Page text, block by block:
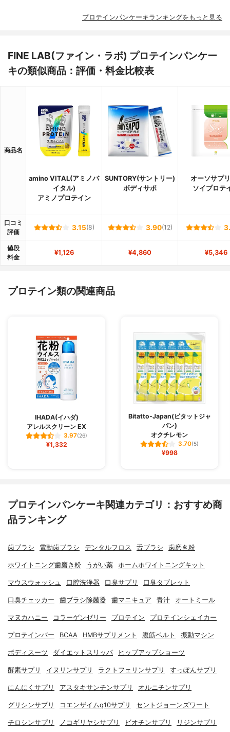
プロテインパンケーキランキングをもっと見る
FINE LAB(ファイン・ラボ) プロテインパンケー
キの類似商品：評価・料金比較表
商品名
amino VITAL(アミノバ
イタル)
アミノプロテイン
SUNTORY(サントリー)
ボディサポ
オーソサプ
ソイプロテ
口コミ
評価
3.15(8) 3.90(12)
値段
料金
¥1,126 ¥4,860 ¥5,346
プロテイン類の関連商品
IHADA(イハダ)
アレルスクリーン EX
3.97(26)
¥1,332
Bitatto-Japan(ビタットジャ
パン)
オクチレモン
3.70(5)
¥998
プロテインパンケーキ関連カテゴリ：おすすめ商
品ランキング
歯ブラシ 電動歯ブラシ デンタルフロス 舌ブラシ 歯磨き粉
ホワイトニング歯磨き粉 うがい薬 ホームホワイトニングキット
マウスウォッシュ 口腔洗浄器 口臭サプリ 口臭タブレット
口臭チェッカー 歯ブラシ除菌器 歯マニキュア 青汁 オートミール
マヌカハニー コラーゲンゼリー プロテイン プロテインシェイカー
プロテインバー BCAA HMBサプリメント 腹筋ベルト 振動マシン
ボディスーツ ダイエットスリッパ ヒップアップショーツ
酵素サプリ イヌリンサプリ ラクトフェリンサプリ すっぽんサプリ
にんにくサプリ アスタキサンチンサプリ オルニチンサプリ
グリシンサプリ コエンザイムq10サプリ セントジョーンズワート
チロシンサプリ ノコギリヤシサプリ ビオチンサプリ リジンサプリ